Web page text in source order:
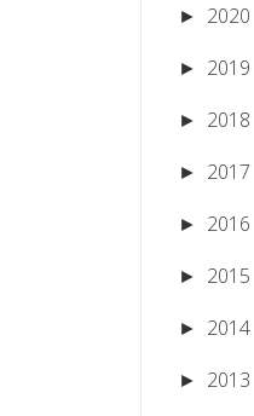
► 2020
► 2019
► 2018
► 2017
► 2016
► 2015
► 2014
► 2013